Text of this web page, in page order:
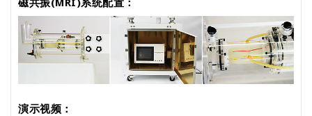
磁共振(MRI)系统配置：
演示视频：